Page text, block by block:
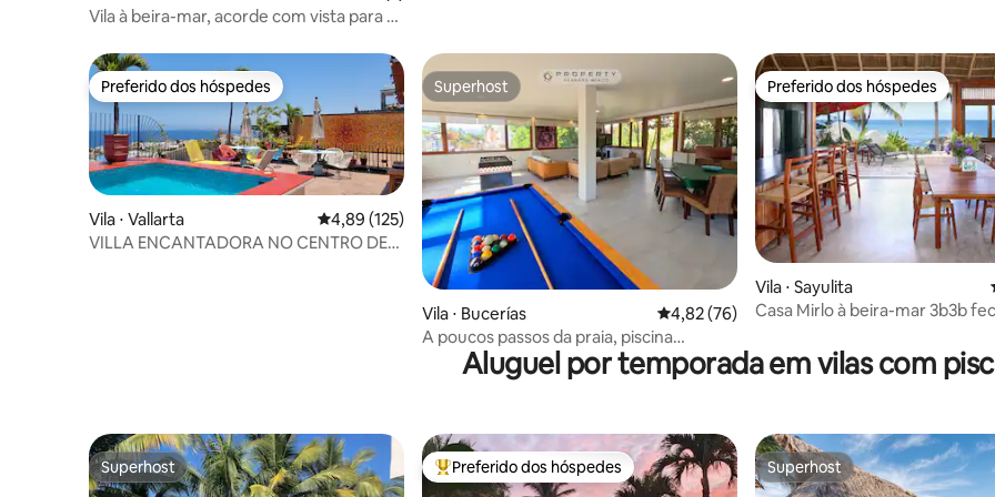
Vila à beira-mar, acorde com vista para o
Preferido dos hóspedes
Preferido dos hóspedes
Vila ⋅ Vallarta 4,89 de uma avaliação média de 5, 125 avaliações
4,89 (125)
VILLA ENCANTADORA NO CENTRO DE
Superhost
Superhost
Vila ⋅ Bucerías 4,82 de uma avaliação média de 5, 76
4,82 (76)
A poucos passos da praia, piscina
privativa e limpeza!
Preferido dos hóspedes
Preferido dos hóspedes
Vila ⋅ Sayulita
Casa Mirlo à beira-mar 3b3b
Aluguel por temporada em vilas com
Superhost
Superhost Entre os melhores preferidos dos hóspedes
Preferido dos hóspedes Superhost
Superhost